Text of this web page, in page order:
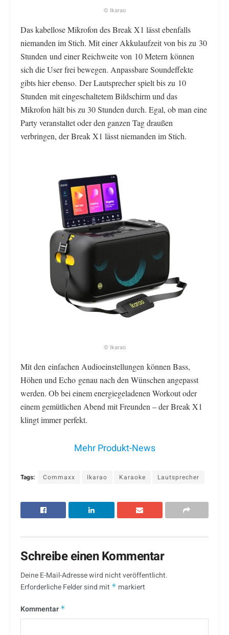
© Ikarao
Das kabellose Mikrofon des Break X1 lässt ebenfalls
niemanden im Stich. Mit einer Akkulaufzeit von bis zu 30
Stunden und einer Reichweite von 10 Metern können
sich die User frei bewegen. Anpassbare Soundeffekte
gibts hier ebenso. Der Lautsprecher spielt bis zu 10
Stunden mit eingeschaltetem Bildschirm und das
Mikrofon hält bis zu 30 Stunden durch. Egal, ob man eine
Party veranstaltet oder den ganzen Tag draußen
verbringen, der Break X1 lässt niemanden im Stich.
© Ikarao
Mit den einfachen Audioeinstellungen können Bass,
Höhen und Echo genau nach den Wünschen angepasst
werden. Ob bei einem energiegeladenen Workout oder
einem gemütlichen Abend mit Freunden – der Break X1
klingt immer perfekt.
Mehr Produkt-News
Tags: Commaxx Ikarao Karaoke Lautsprecher
Schreibe einen Kommentar
Deine E-Mail-Adresse wird nicht veröffentlicht.
Erforderliche Felder sind mit * markiert
Kommentar *